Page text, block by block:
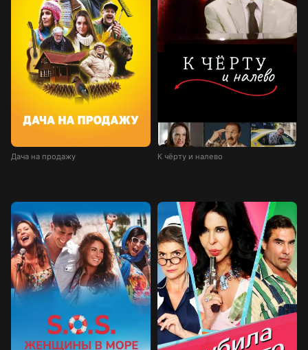
Дача на продажу К чёрту и налево